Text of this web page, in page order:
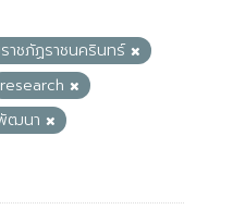
าชภัฏราชนครินทร์
research
ฒนา